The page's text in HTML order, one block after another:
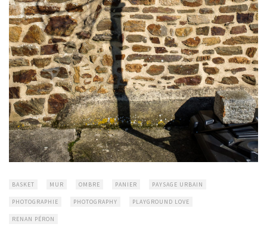
BASKET MUR OMBRE PANIER PAYSAGE URBAIN
PHOTOGRAPHIE PHOTOGRAPHY PLAYGROUND LOVE
RENAN PÉRON